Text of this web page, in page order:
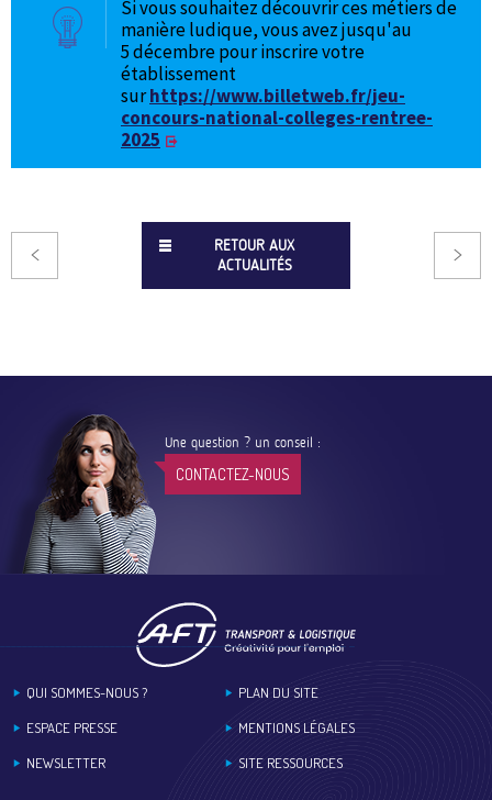
Si vous souhaitez découvrir ces métiers de
manière ludique, vous avez jusqu'au
5 décembre pour inscrire votre
établissement
surhttps://www.billetweb.fr/jeu-
concours-national-colleges-rentree-
2025
RETOUR AUX
ACTUALITÉS
Une question ? un conseil :
CONTACTEZ-NOUS
QUI SOMMES-NOUS ?
ESPACE PRESSE
NEWSLETTER
PLAN DU SITE
MENTIONS LÉGALES
SITE RESSOURCES